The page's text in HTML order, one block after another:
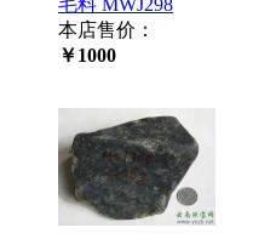
本店售价：
￥1000